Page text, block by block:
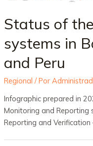
Status of
systems in
and Peru
Regional / Por
Infographic prepared in
Monitoring and Reporting
Reporting and Verification